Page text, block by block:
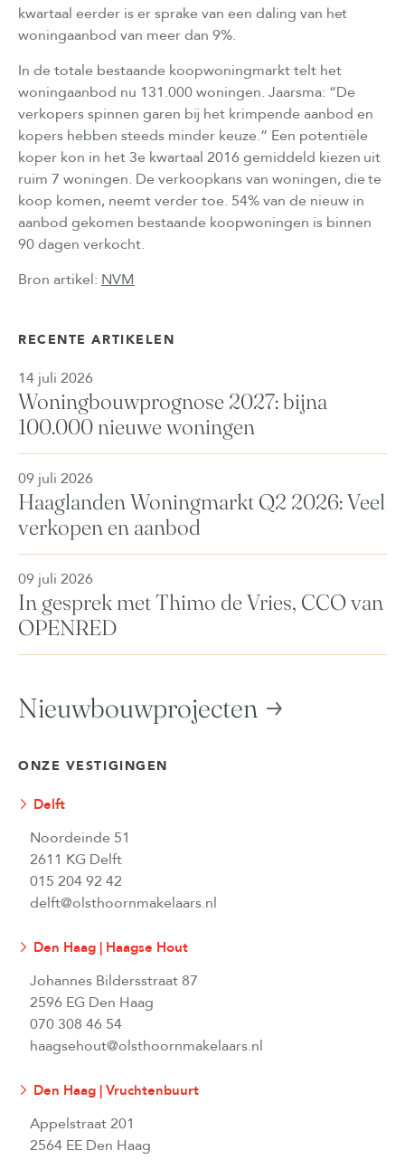
kwartaal eerder is er sprake van een daling van het
woningaanbod van meer dan 9%.
In de totale bestaande koopwoningmarkt telt het
woningaanbod nu 131.000 woningen. Jaarsma: “De
verkopers spinnen garen bij het krimpende aanbod en
kopers hebben steeds minder keuze.” Een potentiële
koper kon in het 3e kwartaal 2016 gemiddeld kiezen uit
ruim 7 woningen. De verkoopkans van woningen, die te
koop komen, neemt verder toe. 54% van de nieuw in
aanbod gekomen bestaande koopwoningen is binnen
90 dagen verkocht.
Bron artikel: NVM
RECENTE ARTIKELEN
14 juli 2026
Woningbouwprognose 2027: bijna
100.000 nieuwe woningen
09 juli 2026
Haaglanden Woningmarkt Q2 2026: Veel
verkopen en aanbod
09 juli 2026
In gesprek met Thimo de Vries, CCO van
OPENRED
Nieuwbouwprojecten
ONZE VESTIGINGEN
Delft
Noordeinde 51
2611 KG Delft
015 204 92 42
delft@olsthoornmakelaars.nl
Den Haag | Haagse Hout
Johannes Bildersstraat 87
2596 EG Den Haag
070 308 46 54
haagsehout@olsthoornmakelaars.nl
Den Haag | Vruchtenbuurt
Appelstraat 201
2564 EE Den Haag